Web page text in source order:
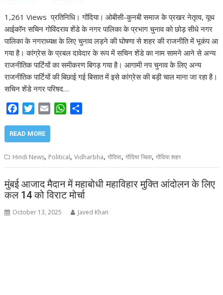
c
e
b
o
o
k
i
t
t
e
r
a
i
l
a
t
s
A
p
p
a
r
e
1,261 Views प्रतिनिधि। गोंदिया। ओबीसी-कुनबी समाज के प्रखर नेतृत्व, यूथ
आईकॉन सचिन गोविंदराव शेंडे के नगर पालिका के प्रभाग चुनाव को छोड़ सीधे नगर
पालिका के नगराध्यक्ष के लिए चुनाव लड़ने की घोषणा से शहर की राजनीति में भूकंप आ
गया है। कांग्रेस के प्रबल दावेदार के रूप में सचिन शेंडे का नाम सामने आने से अन्य
राजनीतिक पार्टियों का समीकरण बिगड़ गया है। आगामी नप चुनाव के लिए अन्य
राजनीतिक पार्टियों की बिछाई गई बिसात में इसे कांग्रेस की बड़ी चाल माना जा रहा है।
सचिन शेंडे नगर परिषद…
c
e
b
o
o
k
T
i
t
t
e
r
l
W
s
A
p
p
e
READ MORE
Hindi News, Political,Vidharbha,गोंदिया,गोंदिया जिला,गोंदिया शहर
मुंबई आजाद मैदान में महाबोधी महाविहार मुक्ति आंदोलन के लिए
कल 14 को विराट मोर्चा
October 13, 2025 Javed Khan